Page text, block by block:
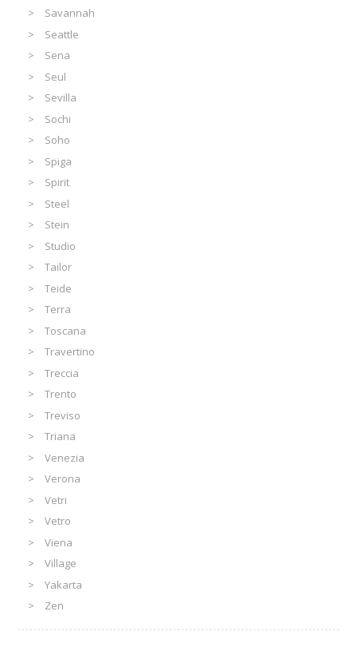
Savannah
Seattle
Sena
Seul
Sevilla
Sochi
Soho
Spiga
Spirit
Steel
Stein
Studio
Tailor
Teide
Terra
Toscana
Travertino
Treccia
Trento
Treviso
Triana
Venezia
Verona
Vetri
Vetro
Viena
Village
Yakarta
Zen